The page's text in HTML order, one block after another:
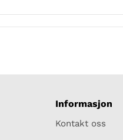
Informasjon
Kontakt oss